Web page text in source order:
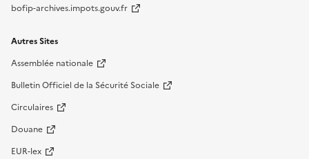
bofip-archives.impots.gouv.fr
Autres Sites
Assemblée nationale
Bulletin Officiel de la Sécurité Sociale
Circulaires
Douane
EUR-lex